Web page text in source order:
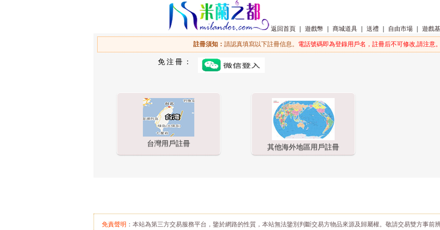
返回首頁｜ 遊戲幣 商城道具｜ 送禮 自由市場｜ 遊戲
註冊須知： 請認真填寫以下註冊信息。 電話號碼即為登錄用戶名，註冊后不可修改,請注意。
免注冊：
台灣用戶註冊 其他海外地區用戶註冊
免責聲明 ：本站為第三方交易服務平台，鑒於網路的性質，本站無法鑒別判斷交易方物品來源及歸屬權。敬請交易雙方事